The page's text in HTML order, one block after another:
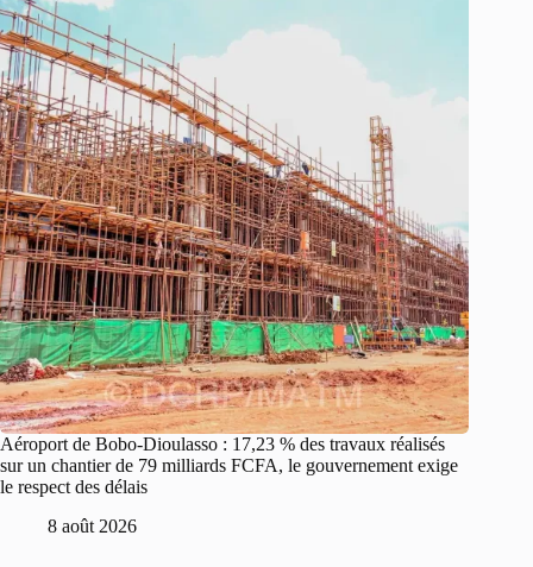
Aéroport de Bobo-Dioulasso : 17,23 % des travaux réalisés
sur un chantier de 79 milliards FCFA, le gouvernement exige
le respect des délais
8 août 2026